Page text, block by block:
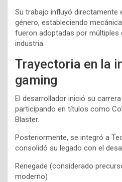
Su trabajo influyó directamente
género, estableciendo
fueron adoptadas por múltiples
industria.
Trayectoria en la
gaming
El desarrollador inició su
participando en títulos como
Blaster.
Posteriormente, se integró a
consolidó su legado con el
Renegade (considerado
moderno)